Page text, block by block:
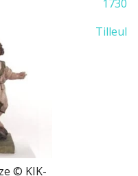
© KIK-
1730
Tilleul